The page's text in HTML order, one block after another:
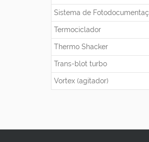
Sistema de
Termociclador
Thermo Shacker
Trans-blot turbo
Vortex (agitador)